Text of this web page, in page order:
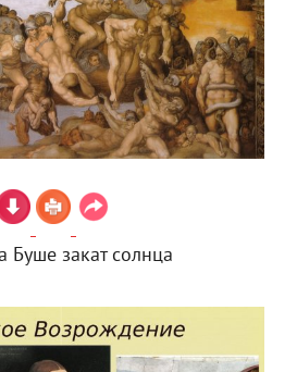
Буше закат солнца